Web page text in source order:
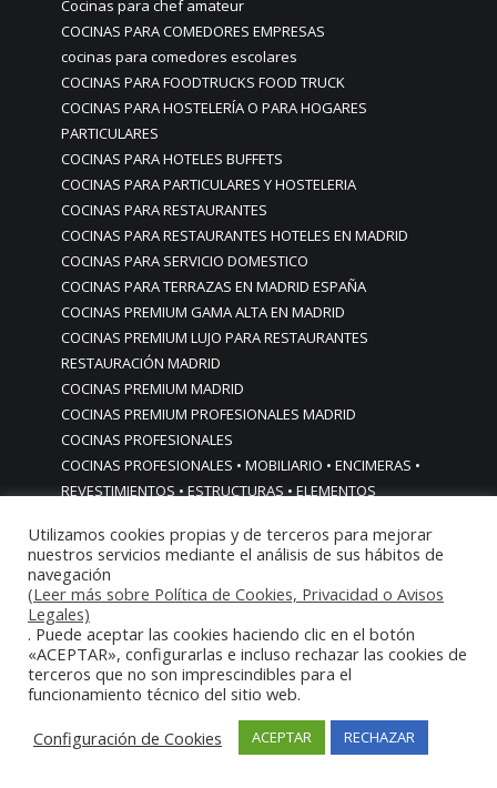
Cocinas para chef amateur
COCINAS PARA COMEDORES EMPRESAS
cocinas para comedores escolares
COCINAS PARA FOODTRUCKS FOOD TRUCK
COCINAS PARA HOSTELERÍA O PARA HOGARES
PARTICULARES
COCINAS PARA HOTELES BUFFETS
COCINAS PARA PARTICULARES Y HOSTELERIA
COCINAS PARA RESTAURANTES
COCINAS PARA RESTAURANTES HOTELES EN MADRID
COCINAS PARA SERVICIO DOMESTICO
COCINAS PARA TERRAZAS EN MADRID ESPAÑA
COCINAS PREMIUM GAMA ALTA EN MADRID
COCINAS PREMIUM LUJO PARA RESTAURANTES
RESTAURACIÓN MADRID
COCINAS PREMIUM MADRID
COCINAS PREMIUM PROFESIONALES MADRID
COCINAS PROFESIONALES
COCINAS PROFESIONALES • MOBILIARIO • ENCIMERAS •
REVESTIMIENTOS • ESTRUCTURAS • ELEMENTOS
COCINAS PROFESIONALES A MEDIDA PERSONALIZADAS PARA
PARTICULARES
COCINAS PROFESIONALES ACERO INOXIDABLE
COCINAS PROFESIONALES HORECA
COCINAS PROFESIONALES HOSTELERÍA MADRID
Cocinas profesionales industriales monoblock a medida
personalizadas
Cocinas profesionales industriales monoblock a medida
personalizadasCocinas profesionales industriales
Utilizamos cookies propias y de terceros para mejorar
nuestros servicios mediante el análisis de sus hábitos de
navegación
(Leer más sobre Política de Cookies, Privacidad o Avisos
Legales)
. Puede aceptar las cookies haciendo clic en el botón
«ACEPTAR», configurarlas e incluso rechazar las cookies de
terceros que no son imprescindibles para el
funcionamiento técnico del sitio web.
Configuración de Cookies
ACEPTAR RECHAZAR